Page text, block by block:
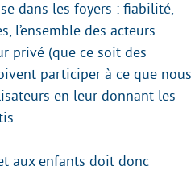
dans les foyers : fiabilité,
l’ensemble des acteurs
privé (que ce soit des
participer à ce que nous
en leur donnant les
aux enfants doit donc